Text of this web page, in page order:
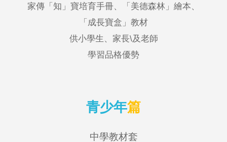
家傳「知」寶培育手冊、「 美德森林 」 繪本、
「成長寶盒」教材
供小學生 、 家長\及老師
學習品格優勢
青少年篇
中學教材套